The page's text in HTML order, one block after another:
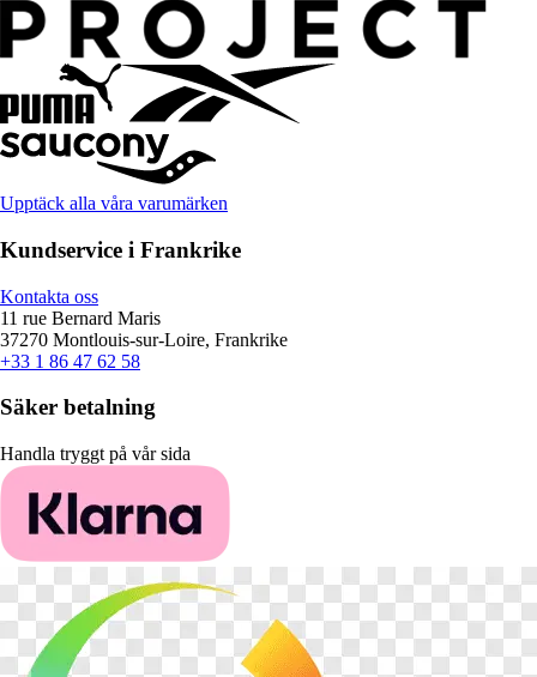
Upptäck alla våra varumärken
Kundservice i Frankrike
Kontakta oss
11 rue Bernard Maris
37270 Montlouis-sur-Loire, Frankrike
+33 1 86 47 62 58
Säker betalning
Handla tryggt på vår sida